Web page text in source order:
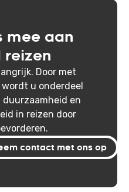
mee aan
Door met
u onderdeel
duurzaamheid en
in reizen door
contact met ons op